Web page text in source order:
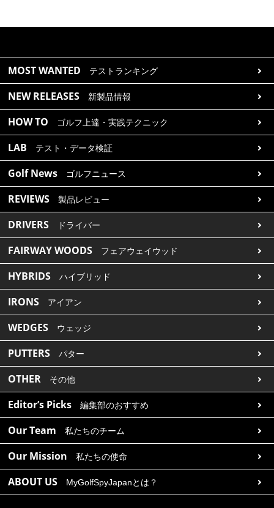
MOST WANTED テストランキング
NEW RELEASES 新製品情報
HOW TO ゴルフ上達・実践テクニック
LAB テスト・データ検証
Golf News ゴルフニュース
REVIEWS 製品レビュー
DRIVERS ドライバー
FAIRWAY WOODS フェアウェイウッド
HYBRIDS ハイブリッド
IRONS アイアン
WEDGES ウェッジ
PUTTERS パター
OTHER その他
Editor’s Picks 編集部のおすすめ
Our Team 私たちのチーム
Our Mission 私たちの使命
ABOUT US MyGolfSpyJapanとは？